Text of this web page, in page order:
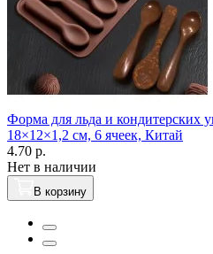
Форма для льда и кондитерских
18×12×1,2 см, 6 ячеек, Китай
4.70 р.
Нет в наличии
В корзину